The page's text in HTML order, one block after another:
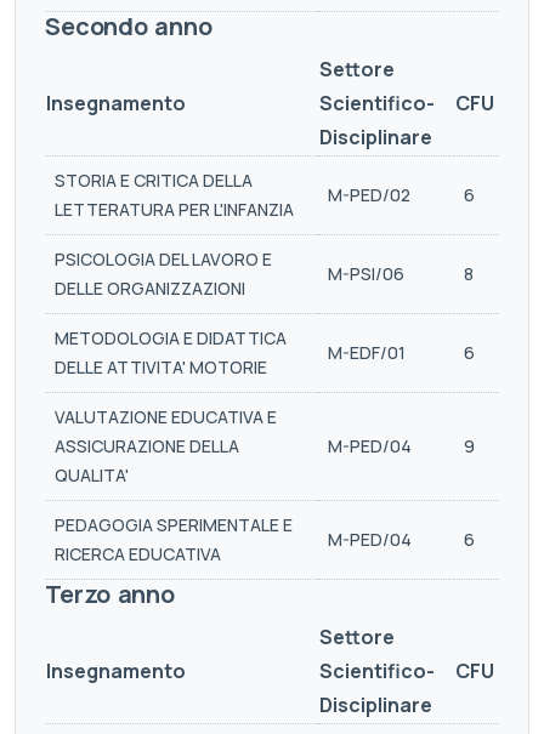
Secondo anno
Insegnamento
Settore
Scientifico-
Disciplinare
CFU
STORIA E CRITICA DELLA
LETTERATURA PER L'INFANZIA
M-PED/02 6
PSICOLOGIA DEL LAVORO E
DELLE ORGANIZZAZIONI
M-PSI/06 8
METODOLOGIA E DIDATTICA
DELLE ATTIVITA' MOTORIE
M-EDF/01 6
VALUTAZIONE EDUCATIVA E
ASSICURAZIONE DELLA
QUALITA'
M-PED/04 9
PEDAGOGIA SPERIMENTALE E
RICERCA EDUCATIVA
M-PED/04 6
Terzo anno
Insegnamento
Settore
Scientifico-
Disciplinare
CFU